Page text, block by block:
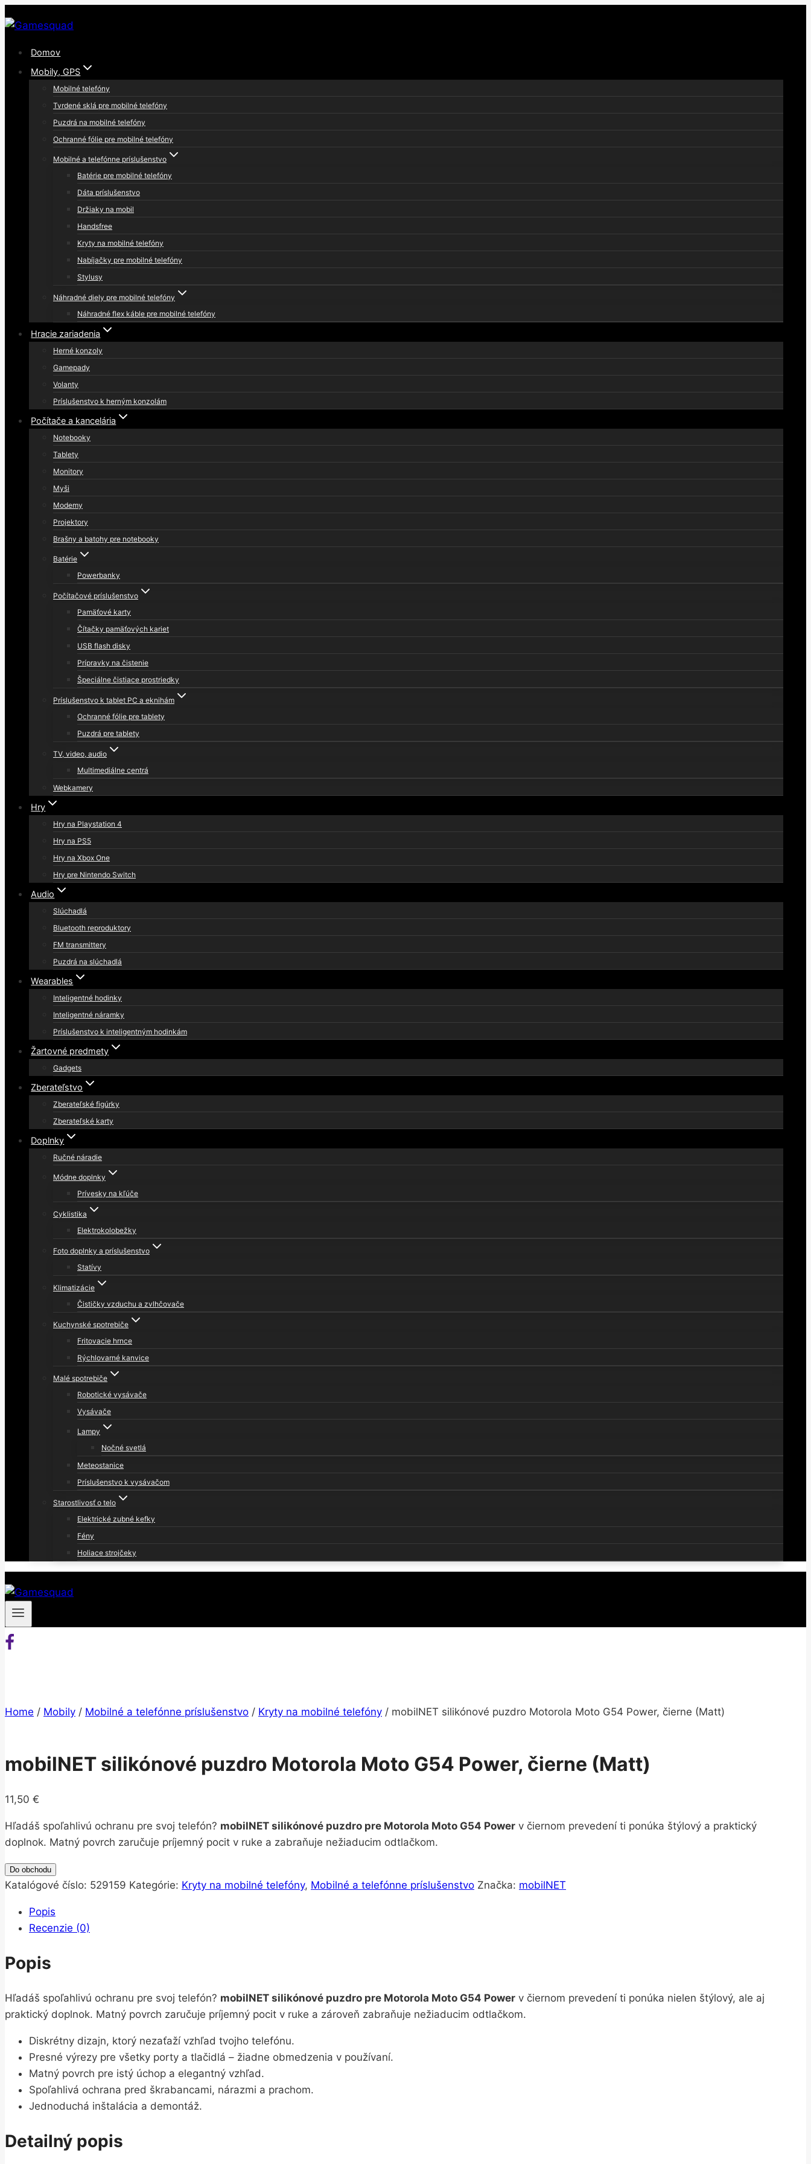
to
Domov
Mobily, GPS
Mobilné telefóny
Tvrdené sklá pre mobilné telefóny
Puzdrá na mobilné telefóny
Ochranné fólie pre mobilné telefóny
Mobilné a telefónne príslušenstvo
Batérie pre mobilné telefóny
Dáta príslušenstvo
Držiaky na mobil
Handsfree
Kryty na mobilné telefóny
Nabíjačky pre mobilné telefóny
Stylusy
Náhradné diely pre mobilné telefóny
Náhradné flex káble pre mobilné telefóny
Hracie zariadenia
Herné konzoly
Gamepady
Volanty
Príslušenstvo k herným konzolám
Počítače a kancelária
Notebooky
Tablety
Monitory
Myši
Modemy
Projektory
Brašny a batohy pre notebooky
Batérie
Powerbanky
Počítačové príslušenstvo
Pamäťové karty
Čítačky pamäťových kariet
USB flash disky
Prípravky na čistenie
Špeciálne čistiace prostriedky
Príslušenstvo k tablet PC a eknihám
Ochranné fólie pre tablety
Puzdrá pre tablety
TV, video, audio
Multimediálne centrá
Webkamery
Hry
Hry na Playstation 4
Hry na PS5
Hry na Xbox One
Hry pre Nintendo Switch
Audio
Slúchadlá
Bluetooth reproduktory
FM transmittery
Puzdrá na slúchadlá
Wearables
Inteligentné hodinky
Inteligentné náramky
Príslušenstvo k inteligentným hodinkám
Žartovné predmety
Gadgets
Zberateľstvo
Zberateľské figúrky
Zberateľské karty
Doplnky
Ručné náradie
Módne doplnky
Prívesky na kľúče
Cyklistika
Elektrokolobežky
Foto doplnky a príslušenstvo
Statívy
Klimatizácie
Čističky vzduchu a zvlhčovače
Kuchynské spotrebiče
Fritovacie hrnce
Rýchlovarné kanvice
Malé spotrebiče
Robotické vysávače
Vysávače
Lampy
Nočné svetlá
Meteostanice
Príslušenstvo k vysávačom
Starostlivosť o telo
Elektrické zubné kefky
Fény
Holiace strojčeky
Home / Mobily / Mobilné a telefónne príslušenstvo / Kryty na mobilné telefóny / mobilNET silikónové puzdro Motorola Moto G54 Power, čierne (Matt)
mobilNET silikónové puzdro Motorola Moto G54 Power, čierne (Matt)
11,50 €
Hľadáš spoľahlivú ochranu pre svoj telefón? mobilNET silikónové puzdro pre Motorola Moto G54 Power v čiernom prevedení ti ponúka štýlový a praktický
doplnok. Matný povrch zaručuje príjemný pocit v ruke a zabraňuje nežiaducim odtlačkom.
Do obchodu
Katalógové číslo: 529159 Kategórie: Kryty na mobilné telefóny, Mobilné a telefónne príslušenstvo Značka: mobilNET
Popis
Recenzie (0)
Popis
Hľadáš spoľahlivú ochranu pre svoj telefón? mobilNET silikónové puzdro pre Motorola Moto G54 Power v čiernom prevedení ti ponúka nielen štýlový, ale aj
praktický doplnok. Matný povrch zaručuje príjemný pocit v ruke a zároveň zabraňuje nežiaducim odtlačkom.
Diskrétny dizajn, ktorý nezaťaží vzhľad tvojho telefónu.
Presné výrezy pre všetky porty a tlačidlá – žiadne obmedzenia v používaní.
Matný povrch pre istý úchop a elegantný vzhľad.
Spoľahlivá ochrana pred škrabancami, nárazmi a prachom.
Jednoduchá inštalácia a demontáž.
Detailný popis